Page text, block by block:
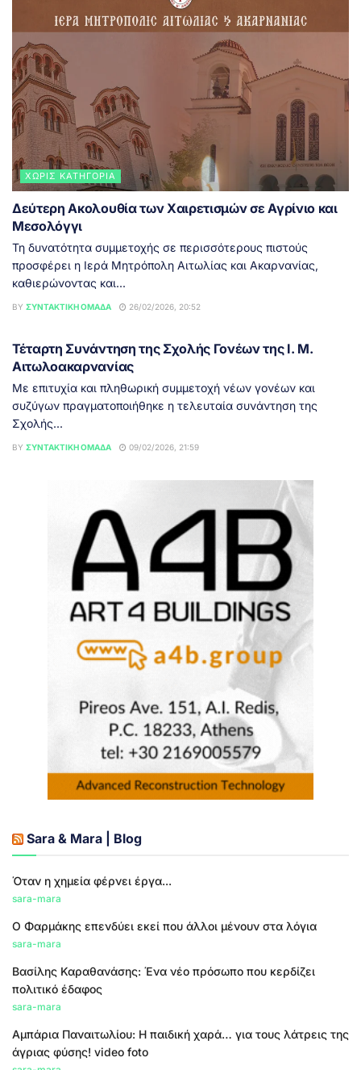
ΧΩΡΊΣ ΚΑΤΗΓΟΡΊΑ
Δεύτερη Ακολουθία των Χαιρετισμών σε Αγρίνιο και
Μεσολόγγι
Τη δυνατότητα συμμετοχής σε περισσότερους πιστούς
προσφέρει η Ιερά Μητρόπολη Αιτωλίας και Ακαρνανίας,
καθιερώνοντας και...
BY ΣΥΝΤΑΚΤΙΚΉ ΟΜΆΔΑ 26/02/2026, 20:52
Τέταρτη Συνάντηση της Σχολής Γονέων της Ι. Μ.
Αιτωλοακαρνανίας
Με επιτυχία και πληθωρική συμμετοχή νέων γονέων και
συζύγων πραγματοποιήθηκε η τελευταία συνάντηση της
Σχολής...
BY ΣΥΝΤΑΚΤΙΚΉ ΟΜΆΔΑ 09/02/2026, 21:59
Sara & Mara | Blog
Όταν η χημεία φέρνει έργα...
sara-mara
Ο Φαρμάκης επενδύει εκεί που άλλοι μένουν στα λόγια
sara-mara
Βασίλης Καραθανάσης: Ένα νέο πρόσωπο που κερδίζει
πολιτικό έδαφος
sara-mara
Αμπάρια Παναιτωλίου: Η παιδική χαρά… για τους λάτρεις της
άγριας φύσης! video foto